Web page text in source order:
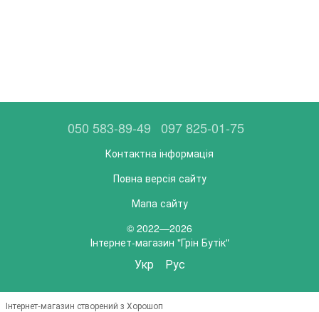
050 583-89-49 097 825-01-75
Контактна інформація
Повна версія сайту
Мапа сайту
© 2022—2026
Інтернет-магазин "Грін Бутік"
Укр Рус
Інтернет-магазин створений з Хорошоп